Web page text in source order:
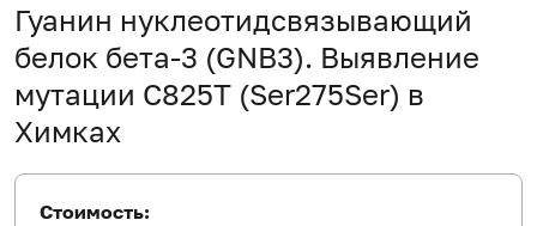
Гуанин нуклеотидсвязывающий
белок бета-3 (GNB3). Выявление
мутации С825Т (Ser275Ser) в
Химках
Стоимость: